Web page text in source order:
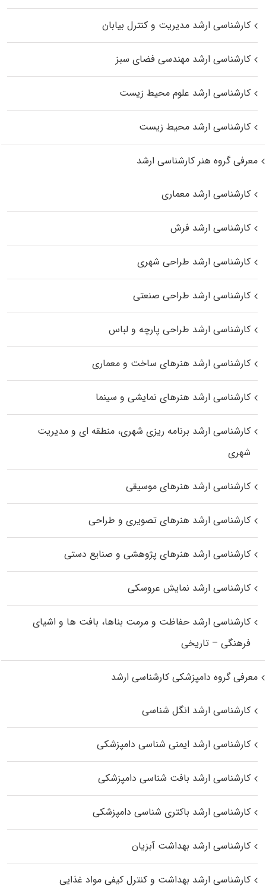
کارشناسی ارشد مدیریت و کنترل بیابان
کارشناسی ارشد مهندسی فضای سبز
کارشناسی ارشد علوم محیط‌ زیست
کارشناسی ارشد محیط زیست
معرفی گروه هنر کارشناسی ارشد
کارشناسی ارشد معماری
کارشناسی ارشد فرش
کارشناسی ارشد طراحی شهری
کارشناسی ارشد طراحی صنعتی
کارشناسی ارشد طراحی پارچه و لباس
کارشناسی ارشد هنرهای ساخت و معماری
کارشناسی ارشد هنرهای نمایشی و سینما
کارشناسی ارشد برنامه ریزی شهری، منطقه‌ ای و مدیریت
شهری
کارشناسی ارشد هنرهای موسیقی
کارشناسی ارشد هنرهای تصویری و طراحی
کارشناسی ارشد هنرهای پژوهشی و صنایع دستی
کارشناسی ارشد نمایش عروسکی
کارشناسی ارشد حفاظت و مرمت بناها، بافت‌ ها و اشیای
فرهنگی – تاریخی
معرفی گروه دامپزشکی کارشناسی ارشد
کارشناسی ارشد انگل شناسی
کارشناسی ارشد ایمنی‌ شناسی دامپزشکی
کارشناسی ارشد بافت‌ شناسی دامپزشکی
کارشناسی ارشد باکتری‌ شناسی دامپزشکی
کارشناسی ارشد بهداشت آبزیان
کارشناسی ارشد بهداشت و کنترل کیفی مواد غذایی